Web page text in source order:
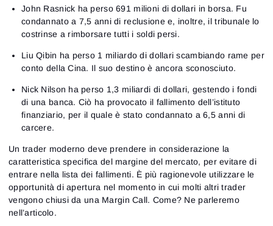
John Rasnick ha perso 691 milioni di dollari in borsa. Fu
condannato a 7,5 anni di reclusione e, inoltre, il tribunale lo
costrinse a rimborsare tutti i soldi persi.
Liu Qibin ha perso 1 miliardo di dollari scambiando rame per
conto della Cina. Il suo destino è ancora sconosciuto.
Nick Nilson ha perso 1,3 miliardi di dollari, gestendo i fondi
di una banca. Ciò ha provocato il fallimento dell’istituto
finanziario, per il quale è stato condannato a 6,5 ​​anni di
carcere.
Un trader moderno deve prendere in considerazione la
caratteristica specifica del margine del mercato, per evitare di
entrare nella lista dei fallimenti. È più ragionevole utilizzare le
opportunità di apertura nel momento in cui molti altri trader
vengono chiusi da una Margin Call. Come? Ne parleremo
nell’articolo.